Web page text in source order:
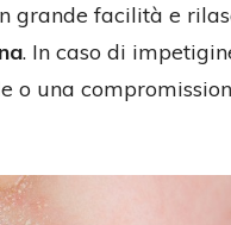
grande facilità e
. In caso di
o una